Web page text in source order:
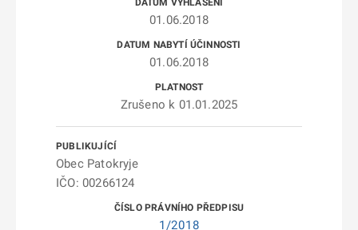
01.06.2018
01.06.2018
Zrušeno k 01.01.2025
Obec Patokryje
IČO: 00266124
1/2018